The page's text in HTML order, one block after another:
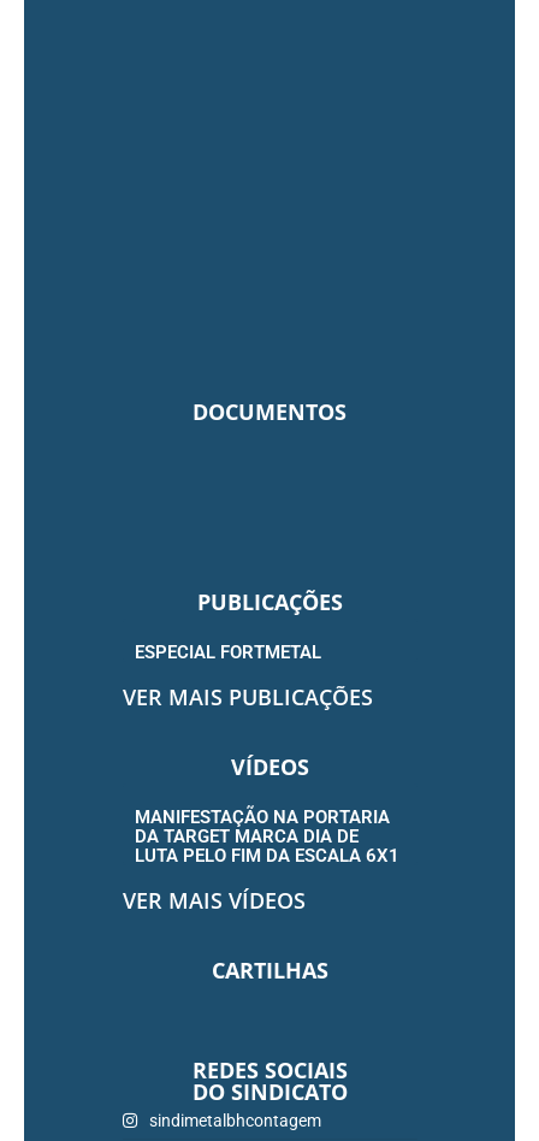
DOCUMENTOS
PUBLICAÇÕES
ESPECIAL FORTMETAL
VER MAIS PUBLICAÇÕES
VÍDEOS
MANIFESTAÇÃO NA PORTARIA
DA TARGET MARCA DIA DE
LUTA PELO FIM DA ESCALA 6X1
VER MAIS VÍDEOS
CARTILHAS
REDES SOCIAIS
DO SINDICATO
sindimetalbhcontagem